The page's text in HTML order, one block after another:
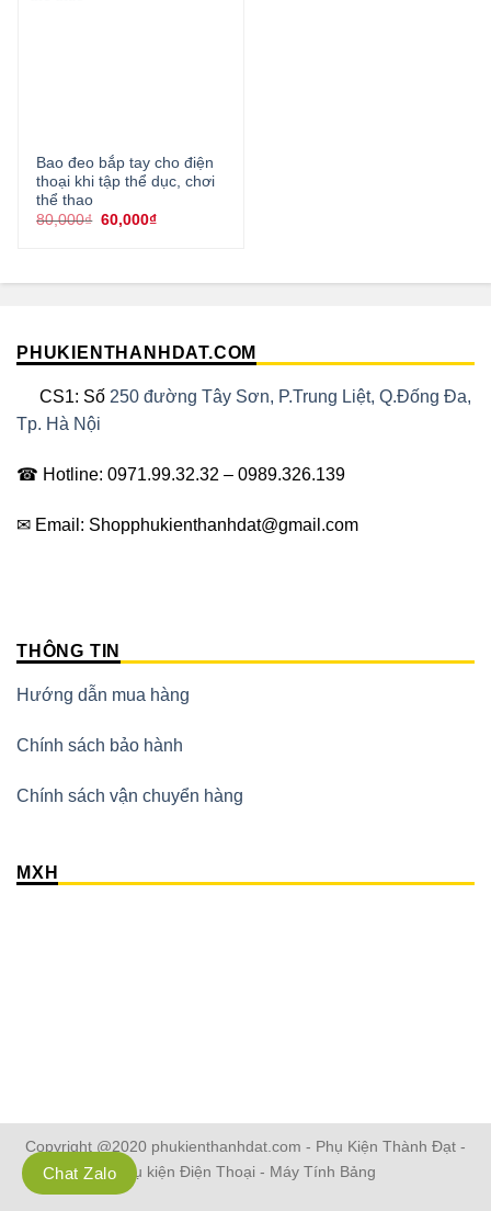
Bao đeo bắp tay cho điện
thoại khi tập thể dục, chơi
thể thao
80,000₫ Giá
60,000₫Giá
PHUKIENTHANHDAT.COM
CS1: Số 250 đường Tây Sơn, P.Trung Liệt, Q.Đống Đa,
Tp. Hà Nội
☎ Hotline: 0971.99.32.32 – 0989.326.139
✉ Email: Shopphukienthanhdat@gmail.com
THÔNG TIN
Hướng dẫn mua hàng
Chính sách bảo hành
Chính sách vận chuyển hàng
MXH
Copyright @2020 phukienthanhdat.com - Phụ Kiện Thành Đạt -
Phụ kiện Điện Thoại - Máy Tính Bảng
Chat Zalo